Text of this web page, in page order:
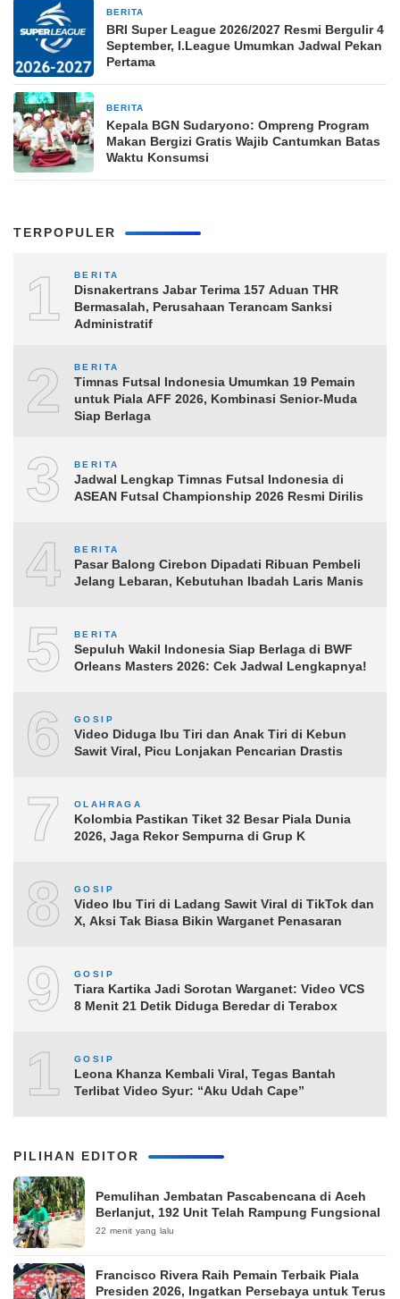
BERITA
BRI Super League 2026/2027 Resmi Bergulir 4
September, I.League Umumkan Jadwal Pekan
Pertama
BERITA
Kepala BGN Sudaryono: Ompreng Program
Makan Bergizi Gratis Wajib Cantumkan Batas
Waktu Konsumsi
TERPOPULER
1 BERITA
Disnakertrans Jabar Terima 157 Aduan THR
Bermasalah, Perusahaan Terancam Sanksi
Administratif
2 BERITA
Timnas Futsal Indonesia Umumkan 19 Pemain
untuk Piala AFF 2026, Kombinasi Senior-Muda
Siap Berlaga
3 BERITA
Jadwal Lengkap Timnas Futsal Indonesia di
ASEAN Futsal Championship 2026 Resmi Dirilis
4 BERITA
Pasar Balong Cirebon Dipadati Ribuan Pembeli
Jelang Lebaran, Kebutuhan Ibadah Laris Manis
5 BERITA
Sepuluh Wakil Indonesia Siap Berlaga di BWF
Orleans Masters 2026: Cek Jadwal Lengkapnya!
6 GOSIP
Video Diduga Ibu Tiri dan Anak Tiri di Kebun
Sawit Viral, Picu Lonjakan Pencarian Drastis
7 OLAHRAGA
Kolombia Pastikan Tiket 32 Besar Piala Dunia
2026, Jaga Rekor Sempurna di Grup K
8 GOSIP
Video Ibu Tiri di Ladang Sawit Viral di TikTok dan
X, Aksi Tak Biasa Bikin Warganet Penasaran
9 GOSIP
Tiara Kartika Jadi Sorotan Warganet: Video VCS
8 Menit 21 Detik Diduga Beredar di Terabox
10
GOSIP
Leona Khanza Kembali Viral, Tegas Bantah
Terlibat Video Syur: “Aku Udah Cape”
PILIHAN EDITOR
Pemulihan Jembatan Pascabencana di Aceh
Berlanjut, 192 Unit Telah Rampung Fungsional
22 menit yang lalu
Francisco Rivera Raih Pemain Terbaik Piala
Presiden 2026, Ingatkan Persebaya untuk Terus